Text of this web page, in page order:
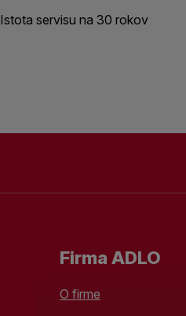
Istota servisu na 30 rokov
Firma ADLO
O firme